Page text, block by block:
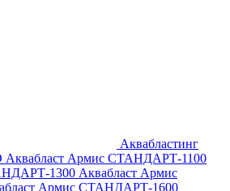
Аквабластинг
Аквабласт Армис СТАНДАРТ-1100
1300 Аквабласт Армис
Армис СТАНДАРТ-1600